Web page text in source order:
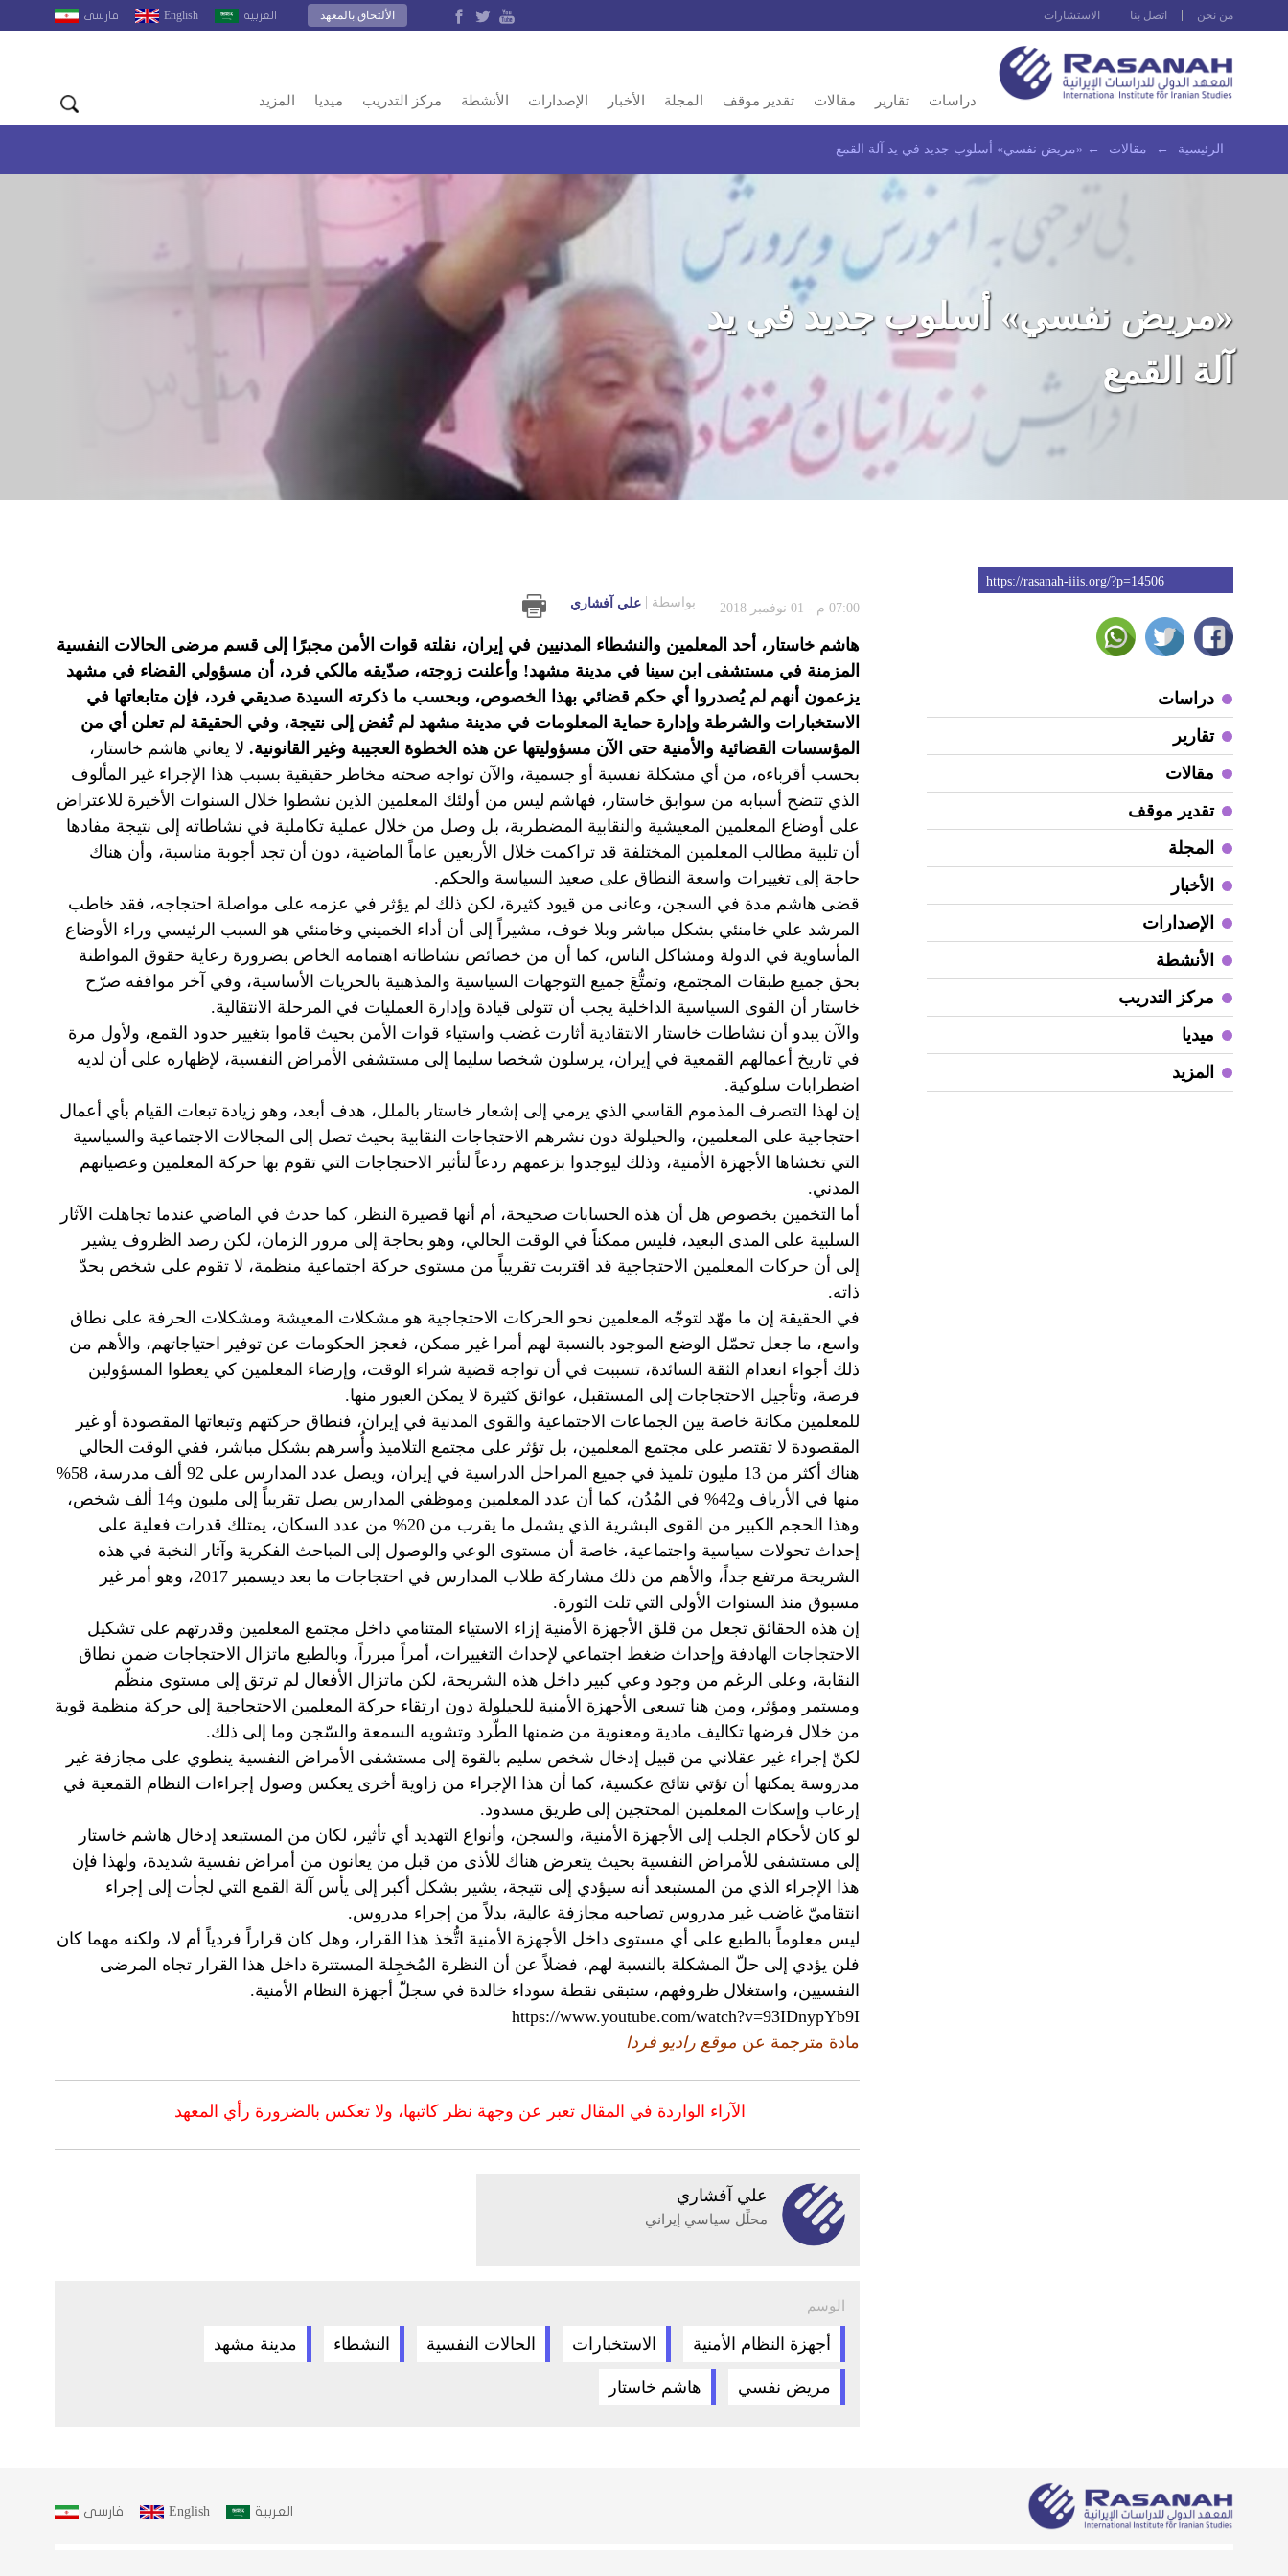
من نحن اتصل بنا الاستشارات العربية English فارسى الألتحاق بالمعهد
دراسات تقارير مقالات تقدير موقف المجلة الأخبار الإصدارات الأنشطة مركز التدريب ميديا المزيد
الرئيسية ← مقالات ← «مريض نفسي» أسلوب جديد في يد آلة القمع
«مريض نفسي» أسلوب جديد في يد
آلة القمع
https://rasanah-iiis.org/?p=14506
دراسات
تقارير
مقالات
تقدير موقف
المجلة
الأخبار
الإصدارات
الأنشطة
مركز التدريب
ميديا
المزيد
07:00 م - 01 نوفمبر 2018 بواسطة علي آفشاري
هاشم خاستار، أحد المعلمين والنشطاء المدنيين في إيران، نقلته قوات الأمن مجبرًا إلى قسم مرضى الحالات النفسية
المزمنة في مستشفى ابن سينا في مدينة مشهد! وأعلنت زوجته، صدّيقه مالكي فرد، أن مسؤولي القضاء في مشهد
يزعمون أنهم لم يُصدروا أي حكم قضائي بهذا الخصوص، وبحسب ما ذكرته السيدة صديقي فرد، فإن متابعاتها في
الاستخبارات والشرطة وإدارة حماية المعلومات في مدينة مشهد لم تُفض إلى نتيجة، وفي الحقيقة لم تعلن أي من
المؤسسات القضائية والأمنية حتى الآن مسؤوليتها عن هذه الخطوة العجيبة وغير القانونية. لا يعاني هاشم خاستار،
بحسب أقرباءه، من أي مشكلة نفسية أو جسمية، والآن تواجه صحته مخاطر حقيقية بسبب هذا الإجراء غير المألوف
الذي تتضح أسبابه من سوابق خاستار، فهاشم ليس من أولئك المعلمين الذين نشطوا خلال السنوات الأخيرة للاعتراض
على أوضاع المعلمين المعيشية والنقابية المضطربة، بل وصل من خلال عملية تكاملية في نشاطاته إلى نتيجة مفادها
أن تلبية مطالب المعلمين المختلفة قد تراكمت خلال الأربعين عاماً الماضية، دون أن تجد أجوبة مناسبة، وأن هناك
حاجة إلى تغييرات واسعة النطاق على صعيد السياسة والحكم.
قضى هاشم مدة في السجن، وعانى من قيود كثيرة، لكن ذلك لم يؤثر في عزمه على مواصلة احتجاجه، فقد خاطب
المرشد علي خامنئي بشكل مباشر وبلا خوف، مشيراً إلى أن أداء الخميني وخامنئي هو السبب الرئيسي وراء الأوضاع
المأساوية في الدولة ومشاكل الناس، كما أن من خصائص نشاطاته اهتمامه الخاص بضرورة رعاية حقوق المواطنة
بحق جميع طبقات المجتمع، وتمتُّعَ جميع التوجهات السياسية والمذهبية بالحريات الأساسية، وفي آخر مواقفه صرّح
خاستار أن القوى السياسية الداخلية يجب أن تتولى قيادة وإدارة العمليات في المرحلة الانتقالية.
والآن يبدو أن نشاطات خاستار الانتقادية أثارت غضب واستياء قوات الأمن بحيث قاموا بتغيير حدود القمع، ولأول مرة
في تاريخ أعمالهم القمعية في إيران، يرسلون شخصا سليما إلى مستشفى الأمراض النفسية، لإظهاره على أن لديه
اضطرابات سلوكية.
إن لهذا التصرف المذموم القاسي الذي يرمي إلى إشعار خاستار بالملل، هدف أبعد، وهو زيادة تبعات القيام بأي أعمال
احتجاجية على المعلمين، والحيلولة دون نشرهم الاحتجاجات النقابية بحيث تصل إلى المجالات الاجتماعية والسياسية
التي تخشاها الأجهزة الأمنية، وذلك ليوجدوا بزعمهم ردعاً لتأثير الاحتجاجات التي تقوم بها حركة المعلمين وعصيانهم
المدني.
أما التخمين بخصوص هل أن هذه الحسابات صحيحة، أم أنها قصيرة النظر، كما حدث في الماضي عندما تجاهلت الآثار
السلبية على المدى البعيد، فليس ممكناً في الوقت الحالي، وهو بحاجة إلى مرور الزمان، لكن رصد الظروف يشير
إلى أن حركات المعلمين الاحتجاجية قد اقتربت تقريباً من مستوى حركة اجتماعية منظمة، لا تقوم على شخص بحدّ
ذاته.
في الحقيقة إن ما مهّد لتوجّه المعلمين نحو الحركات الاحتجاجية هو مشكلات المعيشة ومشكلات الحرفة على نطاق
واسع، ما جعل تحمّل الوضع الموجود بالنسبة لهم أمرا غير ممكن، فعجز الحكومات عن توفير احتياجاتهم، والأهم من
ذلك أجواء انعدام الثقة السائدة، تسببت في أن تواجه قضية شراء الوقت، وإرضاء المعلمين كي يعطوا المسؤولين
فرصة، وتأجيل الاحتجاجات إلى المستقبل، عوائق كثيرة لا يمكن العبور منها.
للمعلمين مكانة خاصة بين الجماعات الاجتماعية والقوى المدنية في إيران، فنطاق حركتهم وتبعاتها المقصودة أو غير
المقصودة لا تقتصر على مجتمع المعلمين، بل تؤثر على مجتمع التلاميذ وأُسرهم بشكل مباشر، ففي الوقت الحالي
هناك أكثر من 13 مليون تلميذ في جميع المراحل الدراسية في إيران، ويصل عدد المدارس على 92 ألف مدرسة، 58%
منها في الأرياف و42% في المُدُن، كما أن عدد المعلمين وموظفي المدارس يصل تقريباً إلى مليون و14 ألف شخص،
وهذا الحجم الكبير من القوى البشرية الذي يشمل ما يقرب من 20% من عدد السكان، يمتلك قدرات فعلية على
إحداث تحولات سياسية واجتماعية، خاصة أن مستوى الوعي والوصول إلى المباحث الفكرية وآثار النخبة في هذه
الشريحة مرتفع جداً، والأهم من ذلك مشاركة طلاب المدارس في احتجاجات ما بعد ديسمبر 2017، وهو أمر غير
مسبوق منذ السنوات الأولى التي تلت الثورة.
إن هذه الحقائق تجعل من قلق الأجهزة الأمنية إزاء الاستياء المتنامي داخل مجتمع المعلمين وقدرتهم على تشكيل
الاحتجاجات الهادفة وإحداث ضغط اجتماعي لإحداث التغييرات، أمراً مبرراً، وبالطبع ماتزال الاحتجاجات ضمن نطاق
النقابة، وعلى الرغم من وجود وعي كبير داخل هذه الشريحة، لكن ماتزال الأفعال لم ترتق إلى مستوى منظّم
ومستمر ومؤثر، ومن هنا تسعى الأجهزة الأمنية للحيلولة دون ارتقاء حركة المعلمين الاحتجاجية إلى حركة منظمة قوية
من خلال فرضها تكاليف مادية ومعنوية من ضمنها الطّرد وتشويه السمعة والسّجن وما إلى ذلك.
لكنّ إجراء غير عقلاني من قبيل إدخال شخص سليم بالقوة إلى مستشفى الأمراض النفسية ينطوي على مجازفة غير
مدروسة يمكنها أن تؤتي نتائج عكسية، كما أن هذا الإجراء من زاوية أخرى يعكس وصول إجراءات النظام القمعية في
إرعاب وإسكات المعلمين المحتجين إلى طريق مسدود.
لو كان لأحكام الجلب إلى الأجهزة الأمنية، والسجن، وأنواع التهديد أي تأثير، لكان من المستبعد إدخال هاشم خاستار
إلى مستشفى للأمراض النفسية بحيث يتعرض هناك للأذى من قبل من يعانون من أمراض نفسية شديدة، ولهذا فإن
هذا الإجراء الذي من المستبعد أنه سيؤدي إلى نتيجة، يشير بشكل أكبر إلى يأس آلة القمع التي لجأت إلى إجراء
انتقاميّ غاضب غير مدروس تصاحبه مجازفة عالية، بدلاً من إجراء مدروس.
ليس معلوماً بالطبع على أي مستوى داخل الأجهزة الأمنية اتُّخذ هذا القرار، وهل كان قراراً فردياً أم لا، ولكنه مهما كان
فلن يؤدي إلى حلّ المشكلة بالنسبة لهم، فضلاً عن أن النظرة المُخجِلة المستترة داخل هذا القرار تجاه المرضى
النفسيين، واستغلال ظروفهم، ستبقى نقطة سوداء خالدة في سجلّ أجهزة النظام الأمنية.
https://www.youtube.com/watch?v=93IDnypYb9I
مادة مترجمة عن موقع راديو فردا
الآراء الواردة في المقال تعبر عن وجهة نظر كاتبها، ولا تعكس بالضرورة رأي المعهد
علي آفشاري
محلِّل سياسي إيراني
الوسم
أجهزة النظام الأمنية الاستخبارات الحالات النفسية النشطاء مدينة مشهد
مريض نفسي هاشم خاستار
العربية English فارسى